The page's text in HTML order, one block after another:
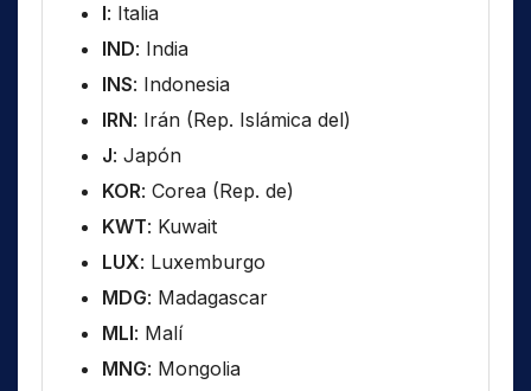
I: Italia
IND: India
INS: Indonesia
IRN: Irán (Rep. Islámica del)
J: Japón
KOR: Corea (Rep. de)
KWT: Kuwait
LUX: Luxemburgo
MDG: Madagascar
MLI: Malí
MNG: Mongolia